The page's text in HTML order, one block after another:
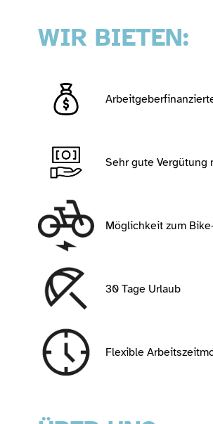
WIR BIETEN:
Sehr gute Vergütung
Möglichkeit zum
30 Tage Urlaub
Flexible